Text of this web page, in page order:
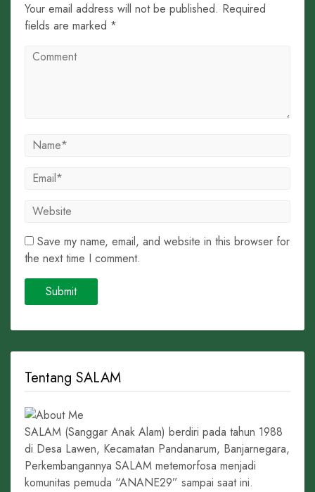
Your email address will not be published. Required
fields are marked *
Save my name, email, and website in this browser for
the next time I comment.
Tentang SALAM
SALAM (Sanggar Anak Alam) berdiri pada tahun 1988
di Desa Lawen, Kecamatan Pandanarum, Banjarnegara,
Perkembangannya SALAM metemorfosa menjadi
komunitas pemuda “ANANE29” sampai saat ini.